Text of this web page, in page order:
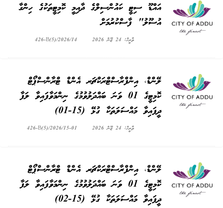
އައްޑޫ ސިޓީ ކައުންސިލްގެ ދާއިމީ ކޮމިޓީތަކުގެ ހިންގާ
އުސޫލު" ފާސްކުރުމަށް
ތާރީޚް: 24 ޖޫން 2026 426-B(5)/2026/14
ލޭންޑް، އިންފްރާސްޓްރަކްޗަރ އެންޑް ޓްރާންސްޕޯޓް
ކޮމިޓީގެ 01 ވަނަ ބައްދަލުވުމުގެ ނިންމަވާފައިވާ ލަފާ
ދީފައިވާ މައްސަލަތަކާ ގުޅޭ (15-01)
ތާރީޚް: 24 ޖޫން 2026 426-B(5)/2026/15-01
ލޭންޑް، އިންފްރާސްޓްރަކްޗަރ އެންޑް ޓްރާންސްޕޯޓް
ކޮމިޓީގެ 01 ވަނަ ބައްދަލުވުމުގެ ނިންމަވާފައިވާ ލަފާ
ދީފައިވާ މައްސަލަތަކާ ގުޅޭ (15-02)